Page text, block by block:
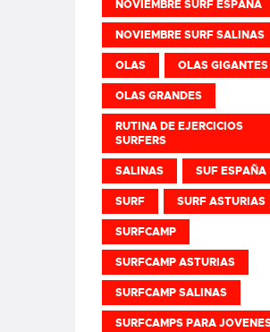
NOVIEMBRE SURF ESPAÑA
NOVIEMBRE SURF SALINAS
OLAS OLAS GIGANTES
OLAS GRANDES
RUTINA DE EJERCICIOS
SURFERS
SALINAS SUF ESPAÑA
SURF SURF ASTURIAS
SURFCAMP
SURFCAMP ASTURIAS
SURFCAMP SALINAS
SURFCAMPS PARA